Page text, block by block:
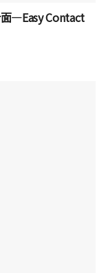
—Easy Contact